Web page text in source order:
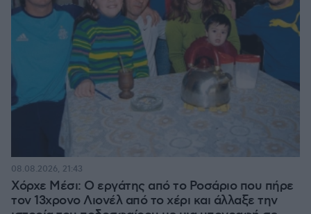
Χόρχε Μέσι: Ο εργάτης από το Ροσάριο που πήρε
τον 13χρονο Λιονέλ από το χέρι και άλλαξε την
08.08.2026, 21:43